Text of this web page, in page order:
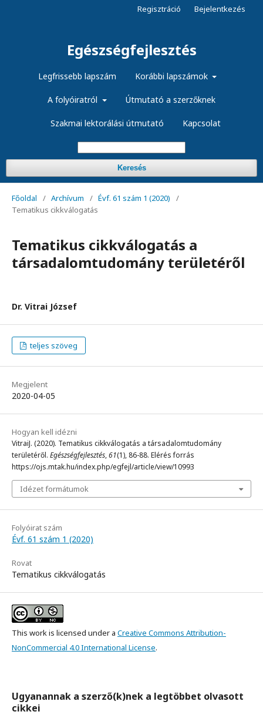
Egészségfejlesztés
Legfrissebb lapszám Korábbi lapszámok
A folyóiratról Útmutató a szerzőknek
Szakmai lektorálási útmutató Kapcsolat
Keresés
Regisztráció Bejelentkezés
Főoldal / Archívum / Évf. 61 szám 1 (2020)
/
Tematikus cikkválogatás
Tematikus cikkválogatás a
társadalomtudomány területéről
Dr. Vitrai József
teljes szöveg
Megjelent
2020-04-05
Hogyan kell idézni
VitraiJ. (2020). Tematikus cikkválogatás a társadalomtudomány
területéről. Egészségfejlesztés,61(1), 86-88. Elérés forrás
https://ojs.mtak.hu/index.php/egfejl/article/view/10993
Idézet formátumok
Folyóirat szám
Évf. 61 szám 1 (2020)
Rovat
Tematikus cikkválogatás
This work is licensed under a Creative Commons Attribution-
NonCommercial 4.0 International License.
Ugyanannak a szerző(k)nek a legtöbbet olvasott
cikkei